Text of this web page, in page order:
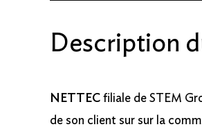
Description
NETTEC filiale de STEM
de son client sur sur la